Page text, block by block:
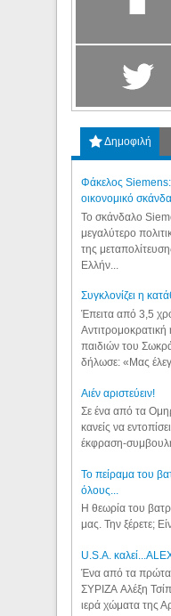
Δημοφιλή
Φάκελος Siemens:
οικονομικό
Το σκάνδαλο
μεγαλύτερο
της
Ελλήν...
Συγκλονίζει η
Έπειτα από 3,5
παιδιών του
δήλωσε: «Μας
Aιέν αριστεύειν!
Σε ένα από τα
κανείς να
έκφραση-
Το πείραμα του
όλους...
Η θεωρία του
μας. Την ξέρετε;
U.S.A.
Ένα από τα πρώτα
ΣΥΡΙΖΑ Αλέξη
ιερά χώματα της